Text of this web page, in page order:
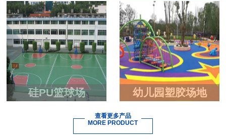
硅PU篮球场 幼儿园塑胶场地
查看更多产品
MORE PRODUCT